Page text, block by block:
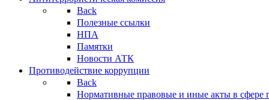
Back
Полезные ссылки
НПА
Памятки
Новости АТК
Противодействие коррупции
Back
Нормативные правовые и иные акты в сфере